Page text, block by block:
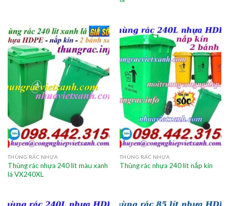
THÙNG RÁC NHỰA
Thùng rác nhựa 240 lít màu xanh
lá VX240XL
THÙNG RÁC NHỰA
Thùng rác nhựa 240 lít nắp kín